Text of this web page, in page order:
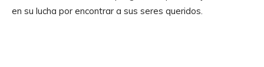
en su lucha por encontrar a sus seres queridos.